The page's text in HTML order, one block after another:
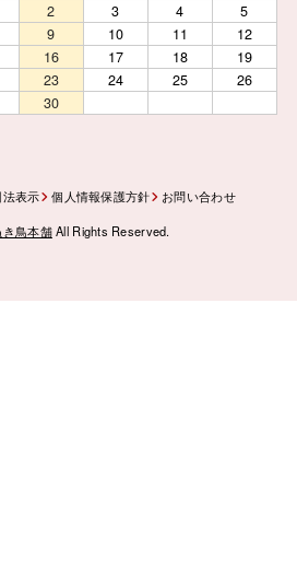
2 3 4
5
9 10 11
12
16 17 18
19
23 24 25
26
30
表示 個人情報保護方針 お問い合わせ
き鳥本舗All Rights Reserved.